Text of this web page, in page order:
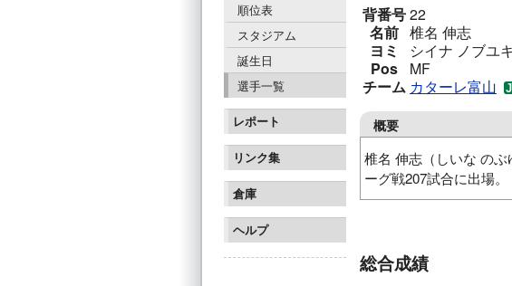
順位表
スタジアム
誕生日
選手一覧
レポート
リンク集
倉庫
ヘルプ
背番号22
名前 椎名 伸志
ヨミ
シイナ ノブユキ
Pos
MF
チーム カターレ富山
概要
椎名 伸志（しいな の
ーグ戦207試合に出場。
総合成績